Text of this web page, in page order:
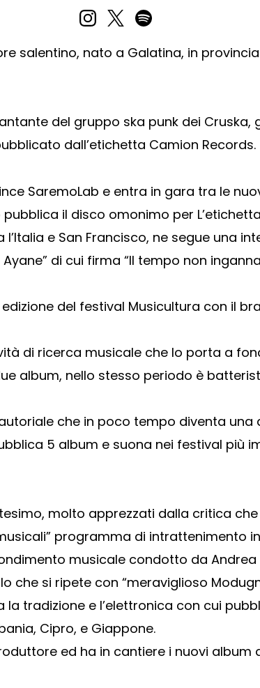
salentino, nato a Galatina, in
del gruppo ska punk dei
dall’etichetta Camion Records.
SaremoLab e entra in gara tra le
pubblica il disco omonimo per
e San Francisco, ne segue una
di cui firma “Il tempo non
del festival Musicultura con il
di ricerca musicale che lo porta a
album, nello stesso periodo è
che in poco tempo diventa
5 album e suona nei festival più
molto apprezzati dalla critica
programma di intrattenimento
musicale condotto da
che si ripete con “meraviglioso
la tradizione e l’elettronica con cui
Cipro, e Giappone.
ed ha in cantiere i nuovi album